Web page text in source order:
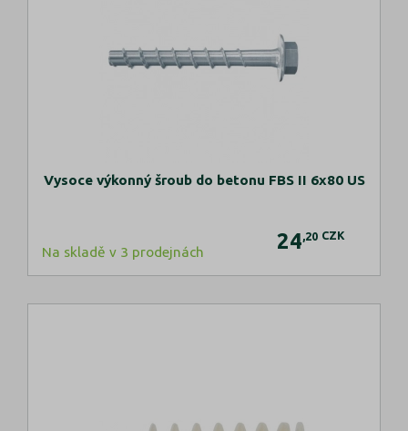
Vysoce výkonný šroub do betonu FBS II 6x80 US
Na skladě v 3 prodejnách 24 ,20 CZK